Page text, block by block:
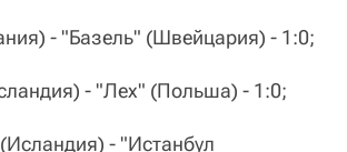
- "Базель" (Швейцария) - 1:0;
- "Лех" (Польша) - 1:0;
- "Истанбул